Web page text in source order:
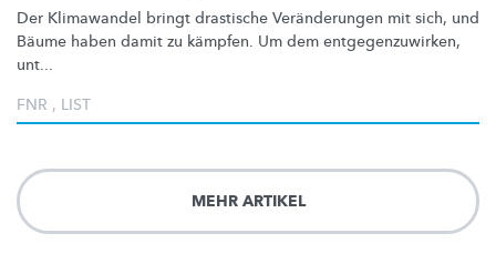
Der Klimawandel bringt drastische Veränderungen mit sich, und
Bäume haben damit zu kämpfen. Um dem entgegenzuwirken,
unt...
FNR , LIST
MEHR ARTIKEL